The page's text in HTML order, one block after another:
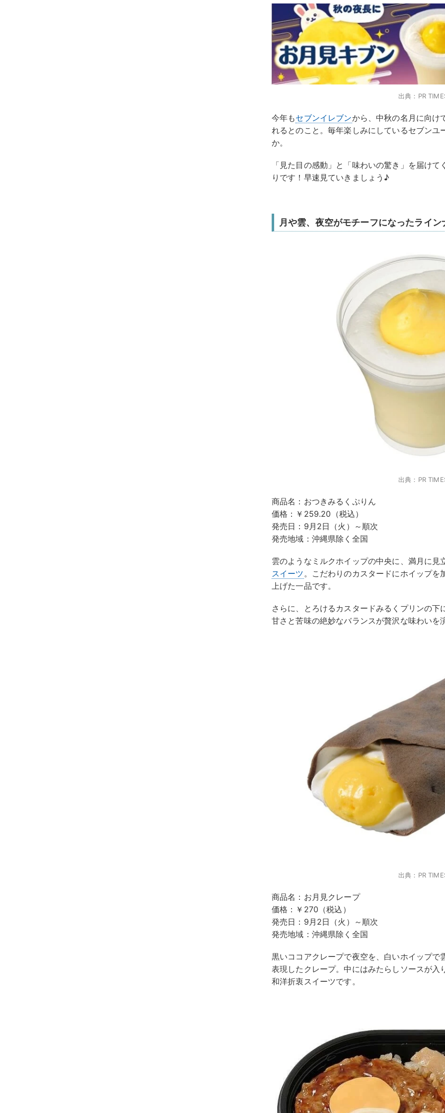
出典：PR
今年もセブンイレブンから、中秋の名月に向け
れるとのこと。毎年楽しみにしているセブンユ
か。
「見た目の感動」と「味わいの驚き」を届け
りです！早速見ていきましょう♪
月や雲、夜空がモチーフになったライン
出典：PR
商品名：おつきみるくぷりん
価格：￥259.20（税込）
発売日：9月2日（火）～順次
発売地域：沖縄県除く全国
雲のようなミルクホイップの中央に、満月に
スイーツ 。こだわりのカスタードにホイップ
上げた一品です。
さらに、とろけるカスタードみるくプリンの
甘さと苦味の絶妙なバランスが贅沢な味わいを
出典：PR
商品名：お月見クレープ
価格：￥270（税込）
発売日：9月2日（火）～順次
発売地域：沖縄県除く全国
黒いココアクレープで夜空を、白いホイップで
表現したクレープ。中にはみたらしソースが入
和洋折衷スイーツです。